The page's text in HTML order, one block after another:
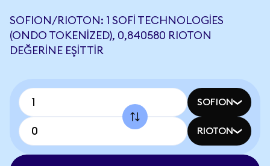
SOFION/RIOTON: 1 SOFI TECHNOLOGIES
(ONDO TOKENIZED), 0,840580 RIOTON
DEĞERINE EŞITTIR
SOFION
RIOTON